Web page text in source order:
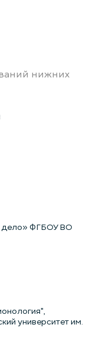
нижних
дело» ФГБОУ ВО
университет им.